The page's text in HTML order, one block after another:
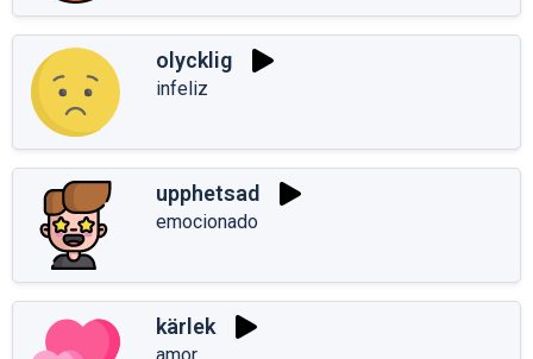
olycklig
infeliz
upphetsad
emocionado
kärlek